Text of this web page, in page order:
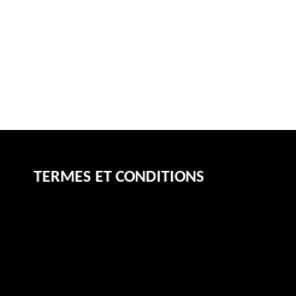
TERMES ET CONDITIONS